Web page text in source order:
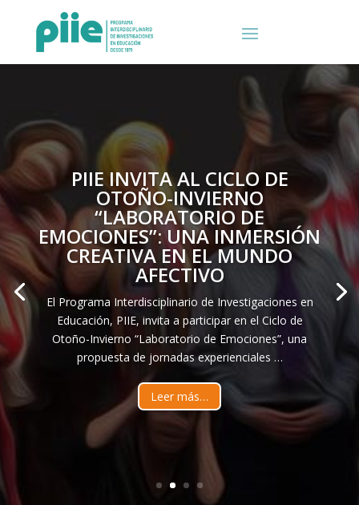
PIIE INVITA AL CICLO DE
OTOÑO-INVIERNO
“LABORATORIO DE
EMOCIONES”: UNA INMERSIÓN
CREATIVA EN EL MUNDO
AFECTIVO
El Programa Interdisciplinario de Investigaciones en
Educación, PIIE, invita a participar en el Ciclo de
Otoño-Invierno “Laboratorio de Emociones”, una
propuesta de jornadas experienciales …
Leer más…